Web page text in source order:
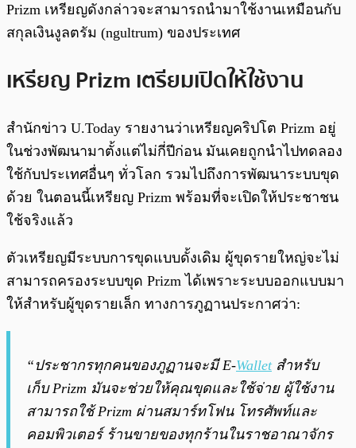
Prizm เหรียญดังกล่าวจะสามารถนำมาใช้งานเหมือนกับ
สกุลเงินงูลตรัม (ngultrum) ของประเทศ
เหรียญ Prizm เตรียมเปิดให้ใช้งาน
สำนักข่าว U.Today รายงานว่าเหรียญคริปโต Prizm อยู่
ในช่วงพัฒนามาตั้งแต่ไม่กี่ปีก่อน มันเคยถูกนำไปทดลอง
ใช้กับประเทศอื่นๆ ทั่วโลก รวมไปถึงการพัฒนาระบบขุด
ด้วย ในตอนนี้เหรียญ Prizm พร้อมที่จะเปิดให้ประชาชน
ใช้จริงแล้ว
ตัวเหรียญมีระบบการขุดแบบดั้งเดิม ผู้ขุดรายใหญ่จะไม่
สามารถครองระบบขุด Prizm ได้เพราะระบบออกแบบมา
ให้สำหรับผู้ขุดรายเล็ก ทางการภูฏานประกาศว่า:
“ประชากรทุกคนของภูฏานจะมี E-Walletสำหรับ
เก็บ Prizm มันจะช่วยให้คุณขุดและใช้จ่าย ผู้ใช้งาน
สามารถใช้ Prizm ผ่านสมาร์ทโฟน โทรศัพท์และ
คอมพิวเตอร์ ร้านขายของทุกร้านในราชอาณาจักร